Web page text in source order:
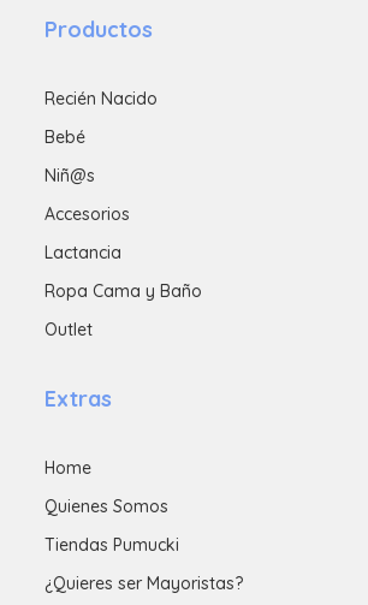
Productos
Recién Nacido
Bebé
Niñ@s
Accesorios
Lactancia
Ropa Cama y Baño
Outlet
Extras
Home
Quienes Somos
Tiendas Pumucki
¿Quieres ser Mayoristas?